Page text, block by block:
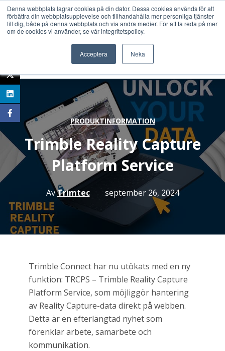
Denna webbplats lagrar cookies på din dator. Dessa cookies används för att
förbättra din webbplatsupplevelse och tillhandahålla mer personliga tjänster
till dig, både på denna webbplats och via andra medier. För att ta reda på mer
om de cookies vi använder, se vår integritetspolicy.
Acceptera Neka
PRODUKTINFORMATION
Trimble Reality Capture
Platform Service
AvTrimtec september 26, 2024
Trimble Connect har nu utökats med en ny
funktion: TRCPS – Trimble Reality Capture
Platform Service, som möjliggör hantering
av Reality Capture-data direkt på webben.
Detta är en efterlängtad nyhet som
förenklar arbete, samarbete och
kommunikation.